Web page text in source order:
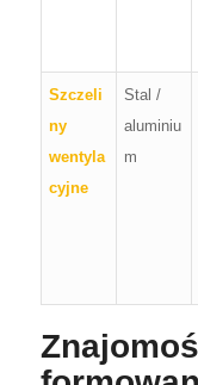
Szczeli
ny
wentyla
cyjne
Stal /
aluminiu
m